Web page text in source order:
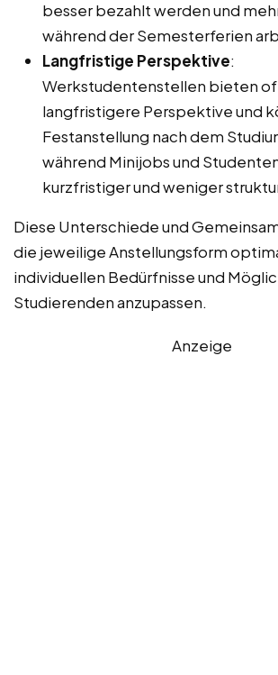
besser bezahlt werden und
während der Semesterferien
Langfristige Perspektive:
Werkstudentenstellen bieten
langfristigere Perspektive und
Festanstellung nach dem
während Minijobs und
kurzfristiger und weniger
Diese Unterschiede und
die jeweilige Anstellungsform
individuellen Bedürfnisse und
Studierenden anzupassen.
Anzeige